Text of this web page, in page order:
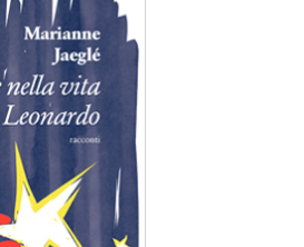
Aggiungi
alla lista
dei
desideri